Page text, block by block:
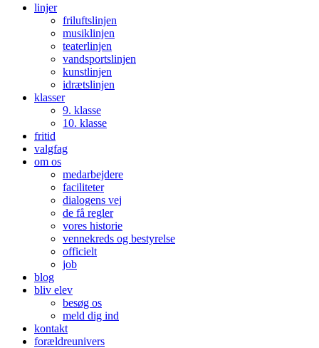
linjer
friluftslinjen
musiklinjen
teaterlinjen
vandsportslinjen
kunstlinjen
idrætslinjen
klasser
9. klasse
10. klasse
fritid
valgfag
om os
medarbejdere
faciliteter
dialogens vej
de få regler
vores historie
vennekreds og bestyrelse
officielt
job
blog
bliv elev
besøg os
meld dig ind
kontakt
forældreunivers